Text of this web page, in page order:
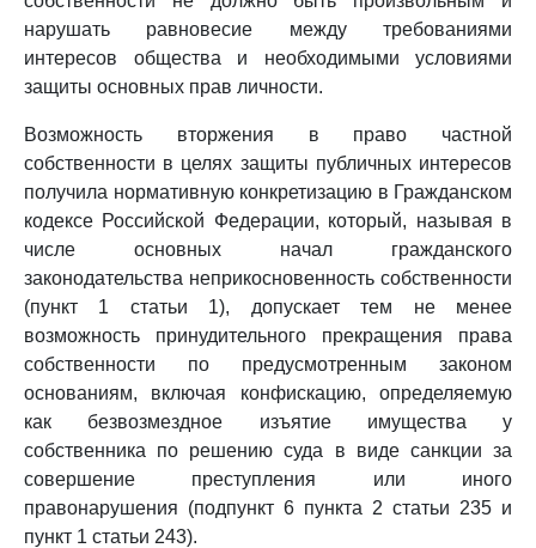
нарушать равновесие между требованиями
интересов общества и необходимыми условиями
защиты основных прав личности.
Возможность вторжения в право частной
собственности в целях защиты публичных интересов
получила нормативную конкретизацию в Гражданском
кодексе Российской Федерации, который, называя в
числе основных начал гражданского
законодательства неприкосновенность собственности
(пункт 1 статьи 1), допускает тем не менее
возможность принудительного прекращения права
собственности по предусмотренным законом
основаниям, включая конфискацию, определяемую
как безвозмездное изъятие имущества у
собственника по решению суда в виде санкции за
совершение преступления или иного
правонарушения (подпункт 6 пункта 2 статьи 235 и
пункт 1 статьи 243).